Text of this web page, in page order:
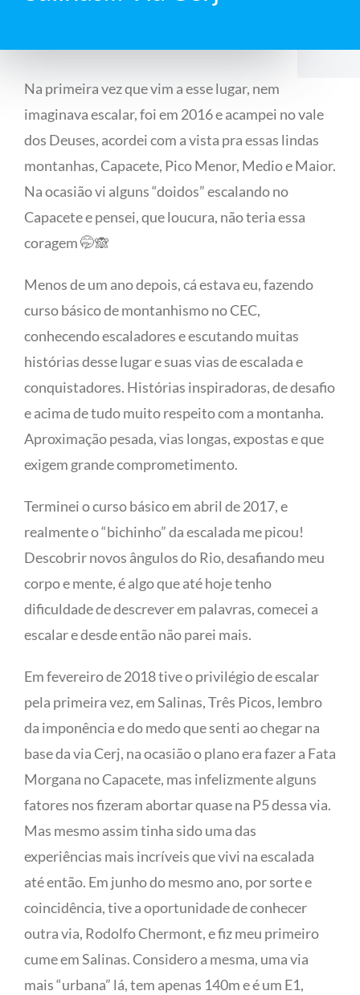
Na primeira vez que vim a esse lugar, nem
imaginava escalar, foi em 2016 e acampei no vale
dos Deuses, acordei com a vista pra essas lindas
montanhas, Capacete, Pico Menor, Medio e Maior.
Na ocasião vi alguns “doidos” escalando no
Capacete e pensei, que loucura, não teria essa
coragem🤭🙈
Menos de um ano depois, cá estava eu, fazendo
curso básico de montanhismo no CEC,
conhecendo escaladores e escutando muitas
histórias desse lugar e suas vias de escalada e
conquistadores. Histórias inspiradoras, de desafio
e acima de tudo muito respeito com a montanha.
Aproximação pesada, vias longas, expostas e que
exigem grande comprometimento.
Terminei o curso básico em abril de 2017, e
realmente o “bichinho” da escalada me picou!
Descobrir novos ângulos do Rio, desafiando meu
corpo e mente, é algo que até hoje tenho
dificuldade de descrever em palavras, comecei a
escalar e desde então não parei mais.
Em fevereiro de 2018 tive o privilégio de escalar
pela primeira vez, em Salinas, Três Picos, lembro
da imponência e do medo que senti ao chegar na
base da via Cerj, na ocasião o plano era fazer a Fata
Morgana no Capacete, mas infelizmente alguns
fatores nos fizeram abortar quase na P5 dessa via.
Mas mesmo assim tinha sido uma das
experiências mais incríveis que vivi na escalada
até então. Em junho do mesmo ano, por sorte e
coincidência, tive a oportunidade de conhecer
outra via, Rodolfo Chermont, e fiz meu primeiro
cume em Salinas. Considero a mesma, uma via
mais “urbana” lá, tem apenas 140m e é um E1,